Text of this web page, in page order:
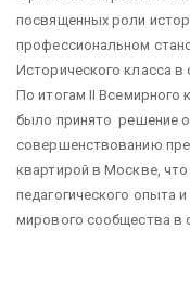
посвященных роли
профессиональном
Исторического класса в
По итогам II Всемирного
было принято решение
совершенствованию
квартирой в Москве,
педагогического опыта
мирового сообщества в